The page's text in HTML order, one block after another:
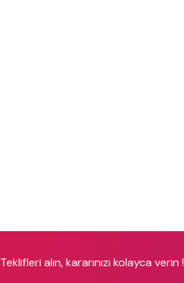
Teklifleri alın, kararınızı kolayca verin !